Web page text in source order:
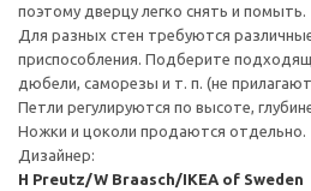
поэтому дверцу легко снять и помыть.
Для разных стен требуются
приспособления. Подберите
дюбели, саморезы и т. п. (не
Петли регулируются по высоте,
Ножки и цоколи продаются отдельно.
Дизайнер:
H Preutz/W Braasch/IKEA of Sweden